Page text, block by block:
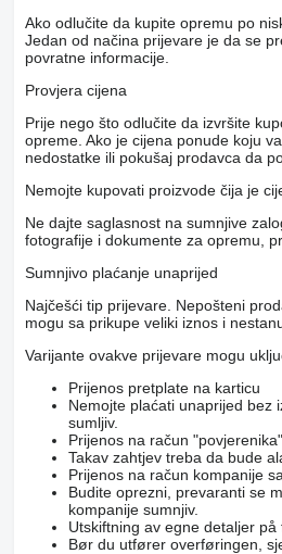
Ako odlučite da kupite opremu po
Jedan od načina prijevare je da se
povratne informacije.
Provjera cijena
Prije nego što odlučite da izvršite
opreme. Ako je cijena ponude koju
nedostatke ili pokušaj prodavca da
Nemojte kupovati proizvode čija je
Ne dajte saglasnost na sumnjive
fotografije i dokumente za opremu,
Sumnjivo plaćanje unaprijed
Najčešći tip prijevare. Nepošteni
mogu sa prikupe veliki iznos i
Varijante ovakve prijevare mogu
Prijenos pretplate na karticu
Nemojte plaćati unaprijed bez
sumljiv.
Prijenos na račun "povjerenika"
Takav zahtjev treba da bude
Prijenos na račun kompanije
Budite oprezni, prevaranti se
kompanije sumnjiv.
Utskiftning av egne detaljer
Bør du utfører overføringen,